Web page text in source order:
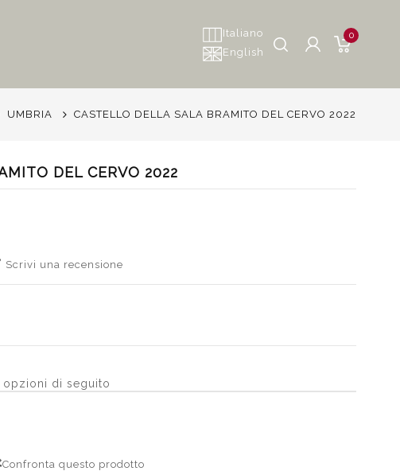
Italiano
English
0
UMBRIA CASTELLO DELLA SALA BRAMITO DEL CERVO 2022
DEL CERVO 2022
Scrivi una recensione
opzioni di seguito
Confronta questo prodotto